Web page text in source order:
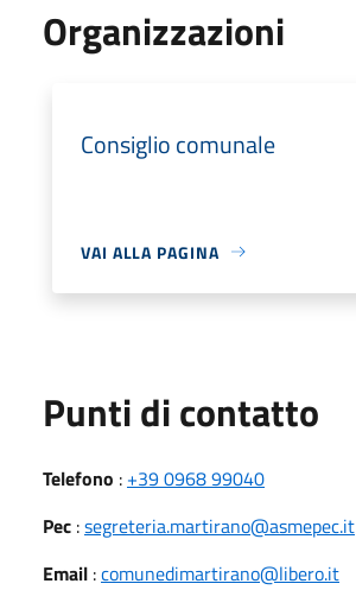
Organizzazioni
Consiglio comunale
VAI ALLA PAGINA
Punti di contatto
Telefono : +39 0968 99040
Pec :segreteria.martirano@asmepec.it
Email :comunedimartirano@libero.it